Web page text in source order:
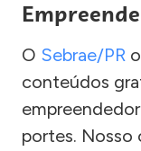
O Sebrae/PR
conteúdos
portes. Nosso